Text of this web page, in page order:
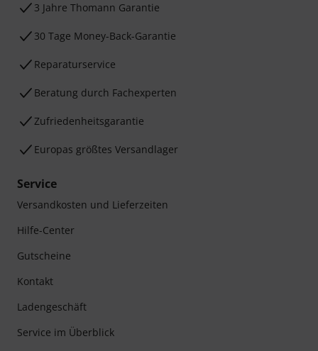
3 Jahre Thomann Garantie
30 Tage Money-Back-Garantie
Reparaturservice
Beratung durch Fachexperten
Zufriedenheitsgarantie
Europas größtes Versandlager
Service
Versandkosten und Lieferzeiten
Hilfe-Center
Gutscheine
Kontakt
Ladengeschäft
Service im Überblick